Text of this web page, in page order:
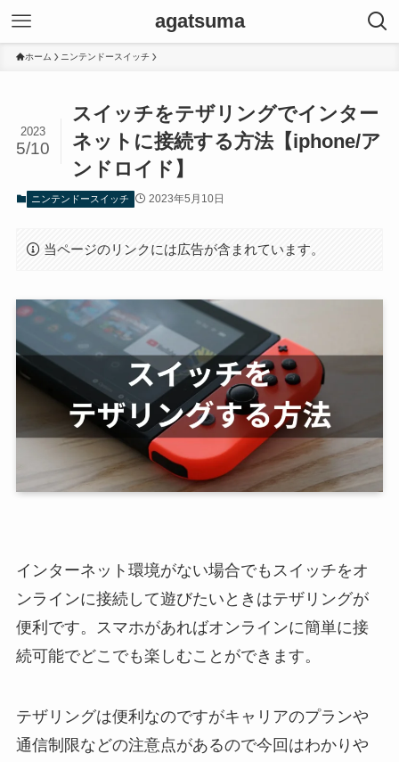
agatsuma
ホーム ニンテンドースイッチ
スイッチをテザリングでインター
ネットに接続する方法【iphone/ア
ンドロイド】
2023
5/10
ニンテンドースイッチ 2023年5月10日
当ページのリンクには広告が含まれています。
インターネット環境がない場合でもスイッチをオ
ンラインに接続して遊びたいときはテザリングが
便利です。スマホがあればオンラインに簡単に接
続可能でどこでも楽しむことができます。
テザリングは便利なのですがキャリアのプランや
通信制限などの注意点があるので今回はわかりや